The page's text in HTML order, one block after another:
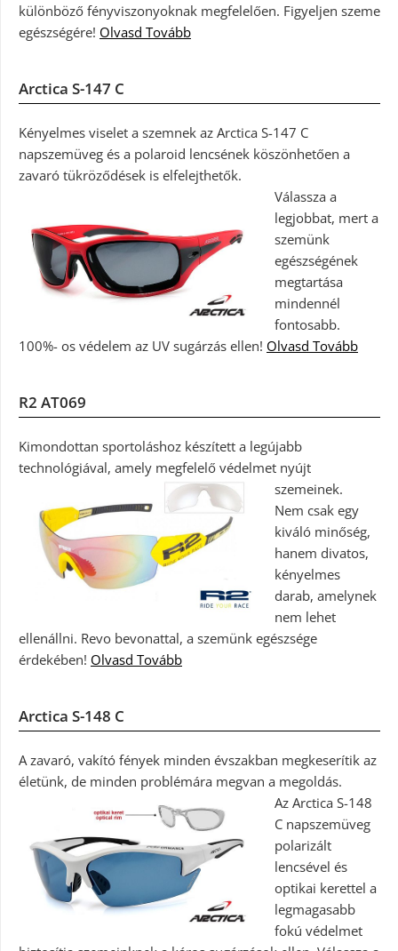
különböző fényviszonyoknak megfelelően. Figyeljen szeme
egészségére! Olvasd Tovább
Arctica S-147 C
Kényelmes viselet a szemnek az Arctica S-147 C
napszemüveg és a polaroid lencsének köszönhetően a
zavaró tükröződések is elfelejthetők.
Válassza a
legjobbat, mert a
szemünk
egészségének
megtartása
mindennél
fontosabb.
100%- os védelem az UV sugárzás ellen! Olvasd Tovább
R2 AT069
Kimondottan sportoláshoz készített a legújabb
technológiával, amely megfelelő védelmet nyújt
szemeinek.
Nem csak egy
kiváló minőség,
hanem divatos,
kényelmes
darab, amelynek
nem lehet
ellenállni. Revo bevonattal, a szemünk egészsége
érdekében! Olvasd Tovább
Arctica S-148 C
A zavaró, vakító fények minden évszakban megkeserítik az
életünk, de minden problémára megvan a megoldás.
Az Arctica S-148
C napszemüveg
polarizált
lencsével és
optikai kerettel a
legmagasabb
fokú védelmet